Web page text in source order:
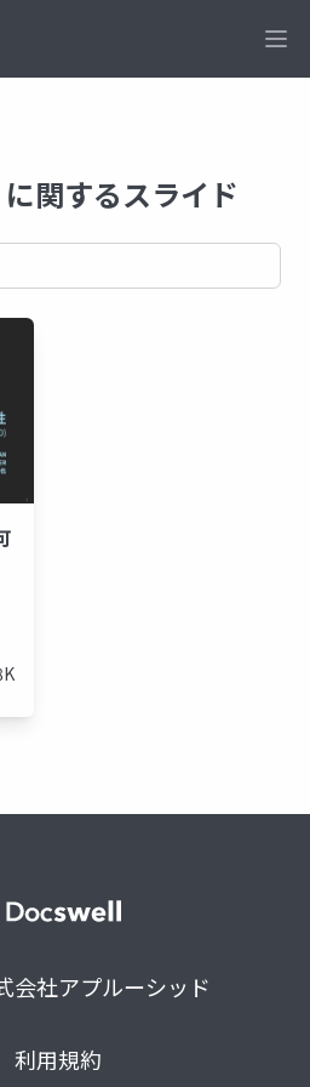
関するスライド
会社アプルーシッド
利用規約